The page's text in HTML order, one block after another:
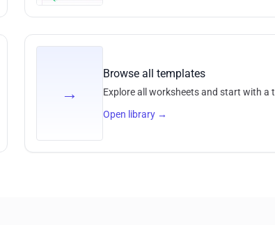
→
Browse all templates
Explore all worksheets and start with a
Open library →